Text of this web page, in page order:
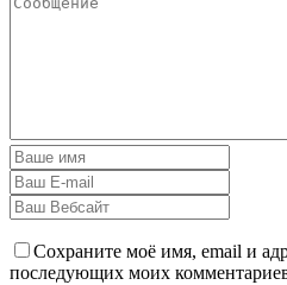
Сохраните моё имя, email и
последующих моих